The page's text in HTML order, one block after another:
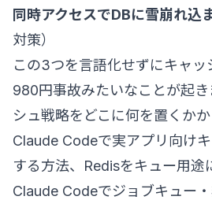
同時アクセスでDBに雪崩れ込
対策）
この3つを言語化せずにキャッ
980円事故みたいなことが起き
シュ戦略をどこに何を置くか
Claude Codeで実アプリ向け
する方法、Redisをキュー用途
Claude Codeでジョブキュー